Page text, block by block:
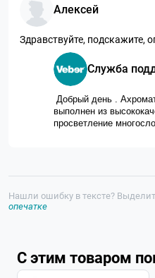
Алексей
Здравствуйте, подскажите,
Служба
Добрый день .
выполнен из
просветление
Нашли ошибку в тексте?
опечатке
С этим товаром